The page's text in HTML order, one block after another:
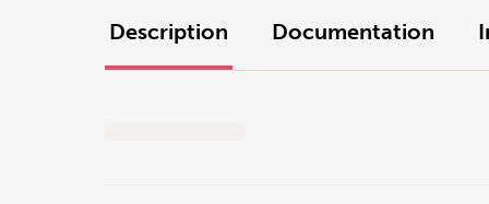
Description Documentation